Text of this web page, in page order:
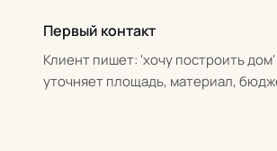
Первый контакт
Клиент пишет: 'хочу построить
уточняет площадь, материал,